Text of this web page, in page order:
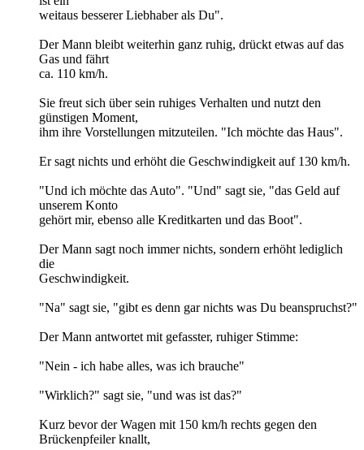
weitaus besserer Liebhaber als Du".
Der Mann bleibt weiterhin ganz ruhig, drückt etwas auf das
Gas und fährt
ca. 110 km/h.
Sie freut sich über sein ruhiges Verhalten und nutzt den
günstigen Moment,
ihm ihre Vorstellungen mitzuteilen. "Ich möchte das Haus".
Er sagt nichts und erhöht die Geschwindigkeit auf 130 km/h.
"Und ich möchte das Auto". "Und" sagt sie, "das Geld auf
unserem Konto
gehört mir, ebenso alle Kreditkarten und das Boot".
Der Mann sagt noch immer nichts, sondern erhöht lediglich
die
Geschwindigkeit.
"Na" sagt sie, "gibt es denn gar nichts was Du beanspruchst?"
Der Mann antwortet mit gefasster, ruhiger Stimme:
"Nein - ich habe alles, was ich brauche"
"Wirklich?" sagt sie, "und was ist das?"
Kurz bevor der Wagen mit 150 km/h rechts gegen den
Brückenpfeiler knallt,